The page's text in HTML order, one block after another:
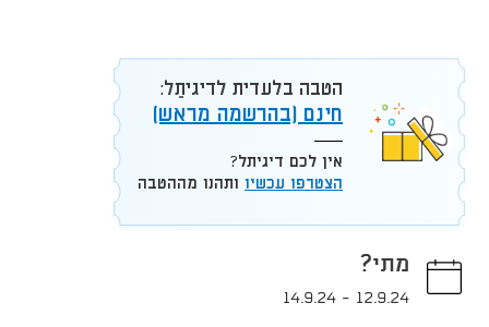
הטבה בלעדית לדיגיתֵל:
חינם (בהרשמה מראש)
אין לכם דיגיתל?
הצטרפו עכשיו ותהנו מההטבה
מתי?
12.9.24
-
14.9.24